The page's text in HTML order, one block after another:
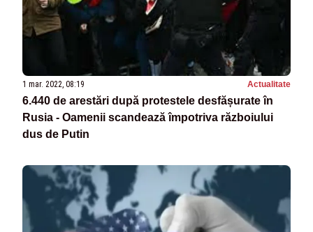
1 mar. 2022, 08:19 Actualitate
6.440 de arestări după protestele desfășurate în
Rusia - Oamenii scandează împotriva războiului
dus de Putin